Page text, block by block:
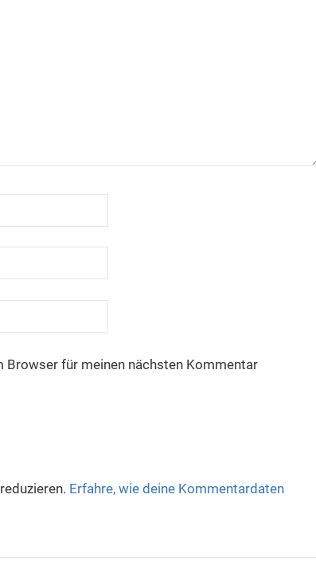
Browser für meinen nächsten Kommentar
Erfahre, wie deine Kommentardaten